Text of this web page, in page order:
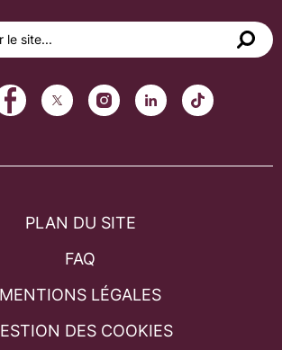
PLAN DU SITE
FAQ
MENTIONS LÉGALES
DES COOKIES